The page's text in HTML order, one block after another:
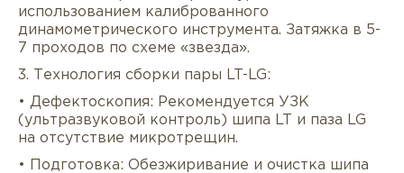
использованием калиброванного
динамометрического инструмента. Затяжка в 5-
7 проходов по схеме «звезда».
3. Технология сборки пары LT-LG:
• Дефектоскопия: Рекомендуется УЗК
(ультразвуковой контроль) шипа LT и паза LG
на отсутствие микротрещин.
• Подготовка: Обезжиривание и очистка шипа